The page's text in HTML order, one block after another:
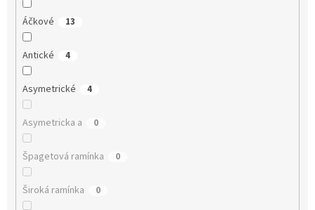
Áčkové 13
Antické 4
Asymetrické 4
Asymetricka a 0
Špagetová ramínka 0
Široká ramínka 0